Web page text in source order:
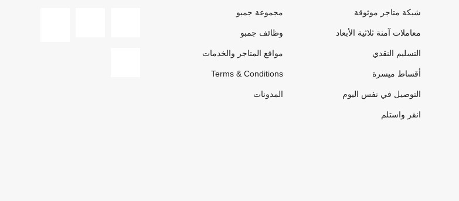
شبكة متاجر موثوقة
معاملات آمنة ثلاثية الأبعاد
التسليم النقدي
أقساط ميسرة
التوصيل في نفس اليوم
انقر واستلم
مجموعة جمبو
وظائف جمبو
مواقع المتاجر والخدمات
Terms & Conditions
المدونات